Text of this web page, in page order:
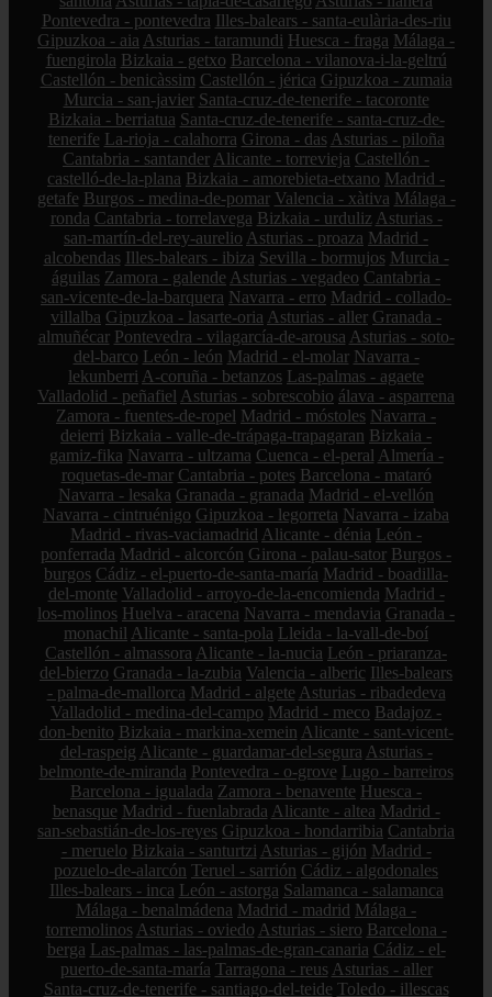
Pontevedra - pontevedra Illes-balears - santa-eulària-des-riu
Gipuzkoa - aia Asturias - taramundi Huesca - fraga Málaga -
fuengirola Bizkaia - getxo Barcelona - vilanova-i-la-geltrú
Castellón - benicàssim Castellón - jérica Gipuzkoa - zumaia
Murcia - san-javier Santa-cruz-de-tenerife - tacoronte
Bizkaia - berriatua Santa-cruz-de-tenerife - santa-cruz-de-
tenerife La-rioja - calahorra Girona - das Asturias - piloña
Cantabria - santander Alicante - torrevieja Castellón -
castelló-de-la-plana Bizkaia - amorebieta-etxano Madrid -
getafe Burgos - medina-de-pomar Valencia - xàtiva Málaga -
ronda Cantabria - torrelavega Bizkaia - urduliz Asturias -
san-martín-del-rey-aurelio Asturias - proaza Madrid -
alcobendas Illes-balears - ibiza Sevilla - bormujos Murcia -
águilas Zamora - galende Asturias - vegadeo Cantabria -
san-vicente-de-la-barquera Navarra - erro Madrid - collado-
villalba Gipuzkoa - lasarte-oria Asturias - aller Granada -
almuñécar Pontevedra - vilagarcía-de-arousa Asturias - soto-
del-barco León - león Madrid - el-molar Navarra -
lekunberri A-coruña - betanzos Las-palmas - agaete
Valladolid - peñafiel Asturias - sobrescobio álava - asparrena
Zamora - fuentes-de-ropel Madrid - móstoles Navarra -
deierri Bizkaia - valle-de-trápaga-trapagaran Bizkaia -
gamiz-fika Navarra - ultzama Cuenca - el-peral Almería -
roquetas-de-mar Cantabria - potes Barcelona - mataró
Navarra - lesaka Granada - granada Madrid - el-vellón
Navarra - cintruénigo Gipuzkoa - legorreta Navarra - izaba
Madrid - rivas-vaciamadrid Alicante - dénia León -
ponferrada Madrid - alcorcón Girona - palau-sator Burgos -
burgos Cádiz - el-puerto-de-santa-maría Madrid - boadilla-
del-monte Valladolid - arroyo-de-la-encomienda Madrid -
los-molinos Huelva - aracena Navarra - mendavia Granada -
monachil Alicante - santa-pola Lleida - la-vall-de-boí
Castellón - almassora Alicante - la-nucia León - priaranza-
del-bierzo Granada - la-zubia Valencia - alberic Illes-balears
- palma-de-mallorca Madrid - algete Asturias - ribadedeva
Valladolid - medina-del-campo Madrid - meco Badajoz -
don-benito Bizkaia - markina-xemein Alicante - sant-vicent-
del-raspeig Alicante - guardamar-del-segura Asturias -
belmonte-de-miranda Pontevedra - o-grove Lugo - barreiros
Barcelona - igualada Zamora - benavente Huesca -
benasque Madrid - fuenlabrada Alicante - altea Madrid -
san-sebastián-de-los-reyes Gipuzkoa - hondarribia Cantabria
- meruelo Bizkaia - santurtzi Asturias - gijón Madrid -
pozuelo-de-alarcón Teruel - sarrión Cádiz - algodonales
Illes-balears - inca León - astorga Salamanca - salamanca
Málaga - benalmádena Madrid - madrid Málaga -
torremolinos Asturias - oviedo Asturias - siero Barcelona -
berga Las-palmas - las-palmas-de-gran-canaria Cádiz - el-
puerto-de-santa-maría Tarragona - reus Asturias - aller
Santa-cruz-de-tenerife - santiago-del-teide Toledo - illescas